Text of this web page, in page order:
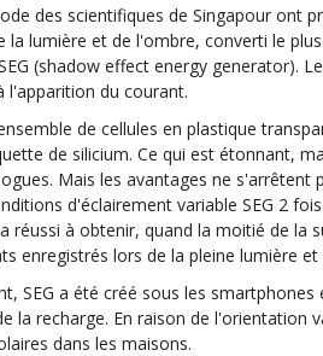
des scientifiques de Singapour ont
la lumière et de l'ombre, converti le
(shadow effect energy generator).
l'apparition du courant.
de cellules en plastique
de silicium. Ce qui est étonnant,
Mais les avantages ne s'arrêtent
d'éclairement variable SEG 2
réussi à obtenir, quand la moitié de la
enregistrés lors de la pleine lumière
SEG a été créé sous les
la recharge. En raison de l'orientation
dans les maisons.